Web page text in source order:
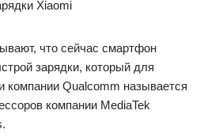
что сейчас смартфон
зарядки, который для
компании Qualcomm называется
компании MediaTek